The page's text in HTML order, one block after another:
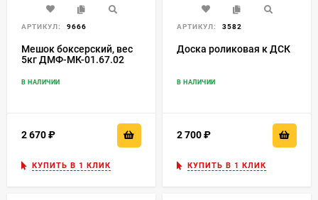
АРТИКУЛ: 9666
Мешок боксерский, вес
5кг ДМФ-МК-01.67.02
В НАЛИЧИИ
2 670
КУПИТЬ В 1 КЛИК
АРТИКУЛ: 3582
Доска роликовая к ДСК
В НАЛИЧИИ
2 700
КУПИТЬ В 1 КЛИК